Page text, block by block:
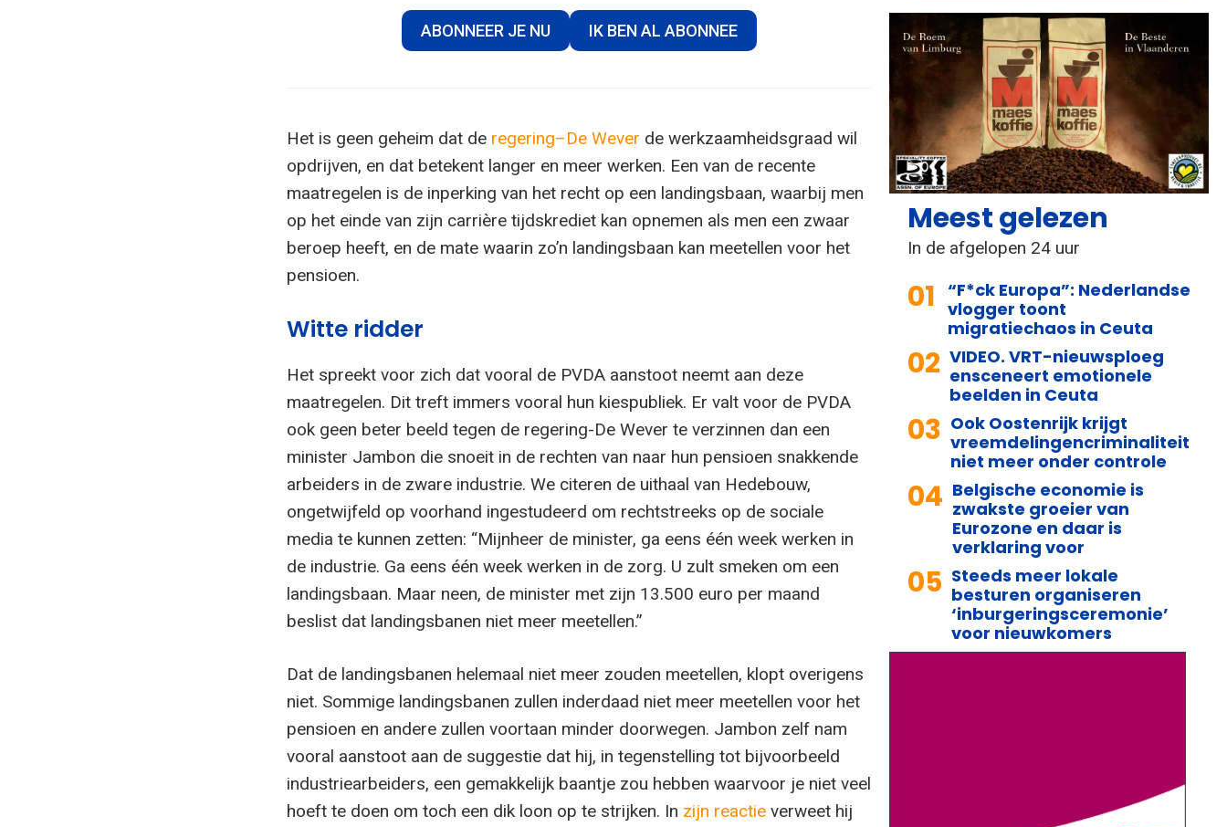
ABONNEER JE NU IK BEN AL ABONNEE
Het is geen geheim dat de regering–De Wever de werkzaamheidsgraad wil
opdrijven, en dat betekent langer en meer werken. Een van de recente
maatregelen is de inperking van het recht op een landingsbaan, waarbij men
op het einde van zijn carrière tijdskrediet kan opnemen als men een zwaar
beroep heeft, en de mate waarin zo’n landingsbaan kan meetellen voor het
pensioen.
Witte ridder
Het spreekt voor zich dat vooral de PVDA aanstoot neemt aan deze
maatregelen. Dit treft immers vooral hun kiespubliek. Er valt voor de PVDA
ook geen beter beeld tegen de regering-De Wever te verzinnen dan een
minister Jambon die snoeit in de rechten van naar hun pensioen snakkende
arbeiders in de zware industrie. We citeren de uithaal van Hedebouw,
ongetwijfeld op voorhand ingestudeerd om rechtstreeks op de sociale
media te kunnen zetten: “Mijnheer de minister, ga eens één week werken in
de industrie. Ga eens één week werken in de zorg. U zult smeken om een
landingsbaan. Maar neen, de minister met zijn 13.500 euro per maand
beslist dat landingsbanen niet meer meetellen.”
Dat de landingsbanen helemaal niet meer zouden meetellen, klopt overigens
niet. Sommige landingsbanen zullen inderdaad niet meer meetellen voor het
pensioen en andere zullen voortaan minder doorwegen. Jambon zelf nam
vooral aanstoot aan de suggestie dat hij, in tegenstelling tot bijvoorbeeld
industriearbeiders, een gemakkelijk baantje zou hebben waarvoor je niet veel
hoeft te doen om toch een dik loon op te strijken. In zijn reactie verweet hij
Meest gelezen
In de afgelopen 24 uur
01 “F*ck Europa”: Nederlandse
vlogger toont
migratiechaos in Ceuta
02 VIDEO. VRT-nieuwsploeg
ensceneert emotionele
beelden in Ceuta
03 Ook Oostenrijk krijgt
vreemdelingencriminaliteit
niet meer onder controle
04 Belgische economie is
zwakste groeier van
Eurozone en daar is
verklaring voor
05 Steeds meer lokale
besturen organiseren
‘inburgeringsceremonie’
voor nieuwkomers